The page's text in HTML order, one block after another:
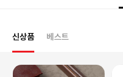
신상품 베스트